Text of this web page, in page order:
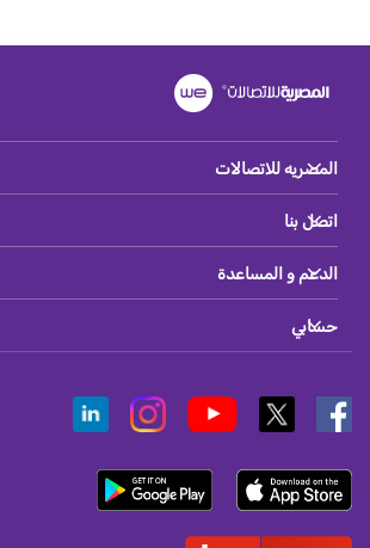
المصريه للاتصالات
اتصل بنا
الدعم و المساعدة
حسابي